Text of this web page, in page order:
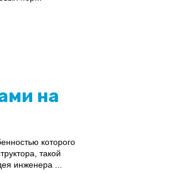
на
которого
такой
инженера ...